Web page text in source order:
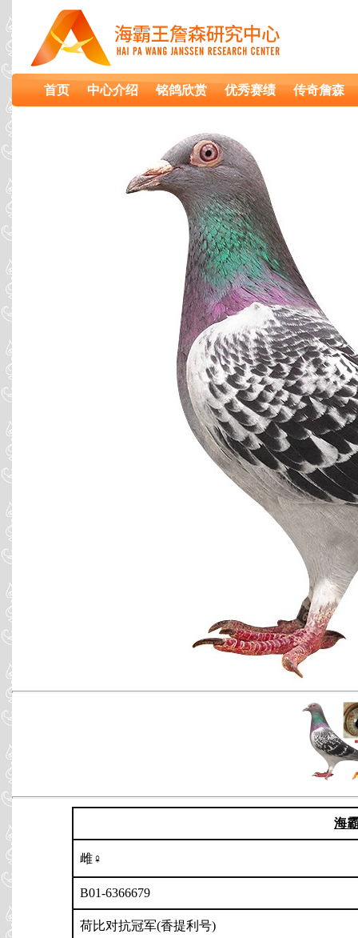
首页 中心介绍 铭鸽欣赏 优秀赛绩 传奇詹森
海
雌♀
B01-6366679
荷比对抗冠军(香提利号)